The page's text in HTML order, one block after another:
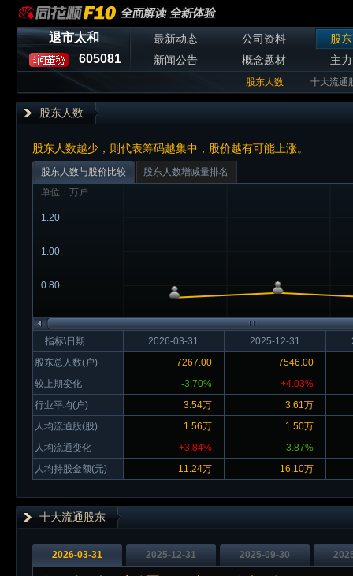
退市太和
605081
最新动态 公司资料
股
新闻公告
概念题材 主
股东人数 十大流通
股东人数
股东人数越少，则代表筹码越集中，股价越有可能上涨。
股东人数与股价比较
股东人数增减量排名
单位：万户
0.80
1.00
1.20
指标\日期
股东总人数(户)
较上期变化
行业平均(户)
人均流通股(股)
人均流通变化
人均持股金额(元)
2026-03-31 2025-12-31
7267.00
7546.00
-3.70%
+4.03%
3.54万
3.61万
1.56万
1.50万
+3.84%
-3.87%
11.24万
16.10万
十大流通股东
2026-03-31 2025-12-31 2025-09-30